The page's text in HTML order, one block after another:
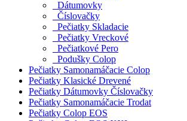
Dátumovky
Číslovačky
Pečiatky Skladacie
Pečiatky Vreckové
Pečiatkové Pero
Podušky Colop
Pečiatky Samonamáčacie Colop
Pečiatky Klasické Drevené
Pečiatky Dátumovky Číslovačky
Pečiatky Samonamáčacie Trodat
Pečiatky Colop EOS